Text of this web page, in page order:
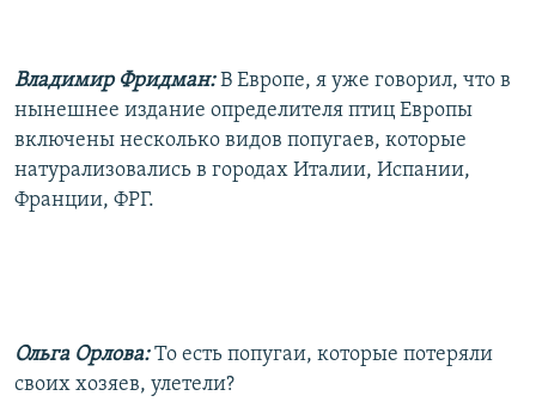
Владимир Фридман: В Европе, я уже говорил, что в
нынешнее издание определителя птиц Европы
включены несколько видов попугаев, которые
натурализовались в городах Италии, Испании,
Франции, ФРГ.
Ольга Орлова: То есть попугаи, которые потеряли
своих хозяев, улетели?